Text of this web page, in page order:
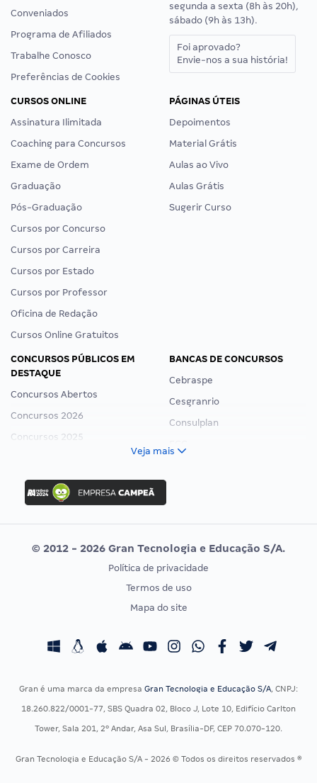
Conveniados
Programa de Afiliados
Trabalhe Conosco
Preferências de Cookies
segunda a sexta (8h às 20h),
sábado (9h às 13h).
Foi aprovado?
Envie-nos a sua história!
CURSOS ONLINE
Assinatura Ilimitada
Coaching para Concursos
Exame de Ordem
Graduação
Pós-Graduação
Cursos por Concurso
Cursos por Carreira
Cursos por Estado
Cursos por Professor
Oficina de Redação
Cursos Online Gratuitos
PÁGINAS ÚTEIS
Depoimentos
Material Grátis
Aulas ao Vivo
Aulas Grátis
Sugerir Curso
CONCURSOS PÚBLICOS EM
DESTAQUE
Concursos Abertos
Concursos 2026
Concursos 2025
Concurso Ibama
Concurso MPU
Editais publicados
BANCAS DE CONCURSOS
Cebraspe
Cesgranrio
Consulplan
Vunesp
CONCURSOS POR PROFISSÃO
Concursos Fiscais
Concursos Saúde
Residência Multiprofissional
EXAME DE ORDEM
Calendário OAB
Veja mais
© 2012 - 2026 Gran Tecnologia e Educação S/A.
Política de privacidade
Termos de uso
Mapa do site
Gran é uma marca da empresa Gran Tecnologia e Educação S/A, CNPJ:
18.260.822/0001-77, SBS Quadra 02, Bloco J, Lote 10, Edifício Carlton
Tower, Sala 201, 2º Andar, Asa Sul, Brasília-DF, CEP 70.070-120.
Gran Tecnologia e Educação S/A - 2026 © Todos os direitos reservados ®